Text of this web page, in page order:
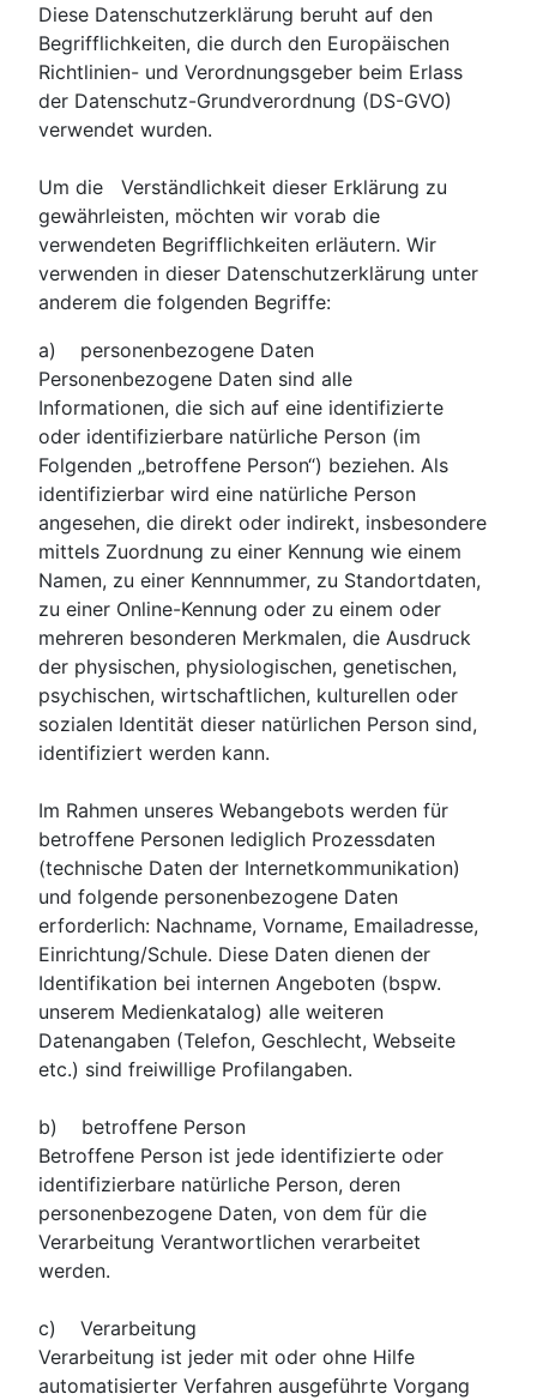
Diese Datenschutzerklärung beruht auf den
Begrifflichkeiten, die durch den Europäischen
Richtlinien- und Verordnungsgeber beim Erlass
der Datenschutz-Grundverordnung (DS-GVO)
verwendet wurden.
Um die Verständlichkeit dieser Erklärung zu
gewährleisten, möchten wir vorab die
verwendeten Begrifflichkeiten erläutern. Wir
verwenden in dieser Datenschutzerklärung unter
anderem die folgenden Begriffe:
a) personenbezogene Daten
Personenbezogene Daten sind alle
Informationen, die sich auf eine identifizierte
oder identifizierbare natürliche Person (im
Folgenden „betroffene Person“) beziehen. Als
identifizierbar wird eine natürliche Person
angesehen, die direkt oder indirekt, insbesondere
mittels Zuordnung zu einer Kennung wie einem
Namen, zu einer Kennnummer, zu Standortdaten,
zu einer Online-Kennung oder zu einem oder
mehreren besonderen Merkmalen, die Ausdruck
der physischen, physiologischen, genetischen,
psychischen, wirtschaftlichen, kulturellen oder
sozialen Identität dieser natürlichen Person sind,
identifiziert werden kann.
Im Rahmen unseres Webangebots werden für
betroffene Personen lediglich Prozessdaten
(technische Daten der Internetkommunikation)
und folgende personenbezogene Daten
erforderlich: Nachname, Vorname, Emailadresse,
Einrichtung/Schule. Diese Daten dienen der
Identifikation bei internen Angeboten (bspw.
unserem Medienkatalog) alle weiteren
Datenangaben (Telefon, Geschlecht, Webseite
etc.) sind freiwillige Profilangaben.
b) betroffene Person
Betroffene Person ist jede identifizierte oder
identifizierbare natürliche Person, deren
personenbezogene Daten, von dem für die
Verarbeitung Verantwortlichen verarbeitet
werden.
c) Verarbeitung
Verarbeitung ist jeder mit oder ohne Hilfe
automatisierter Verfahren ausgeführte Vorgang